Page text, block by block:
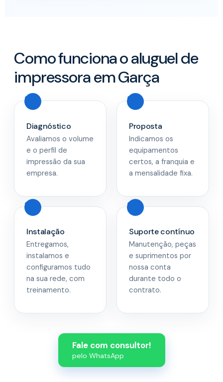
Como funciona o aluguel de
impressora em Garça
Diagnóstico
Avaliamos o volume
e o perfil de
impressão da sua
empresa.
Proposta
Indicamos os
equipamentos
certos, a franquia e
a mensalidade fixa.
Instalação
Entregamos,
instalamos e
configuramos tudo
na sua rede, com
treinamento.
Suporte contínuo
Manutenção, peças
e suprimentos por
nossa conta
durante todo o
contrato.
Fale com consultor!
pelo WhatsApp